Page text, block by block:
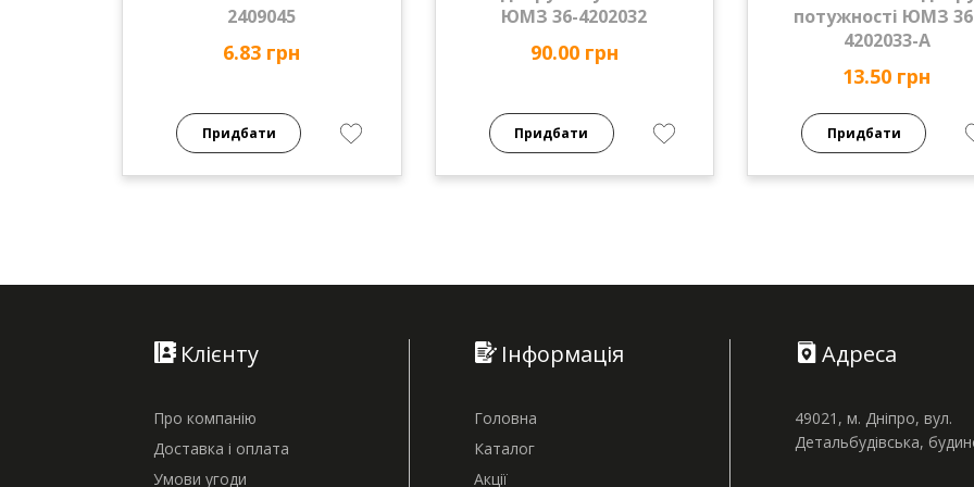
2409045
6.83 грн
Придбати
ЮМЗ 36-4202032
90.00 грн
Придбати
потужності ЮМЗ
4202033-А
13.50 грн
Придбати
Клієнту
Про компанію
Доставка і оплата
Умови угоди
Інформація
Головна
Каталог
Акції
Адреса
49021, м. Дніпро, вул.
Детальбудівська,